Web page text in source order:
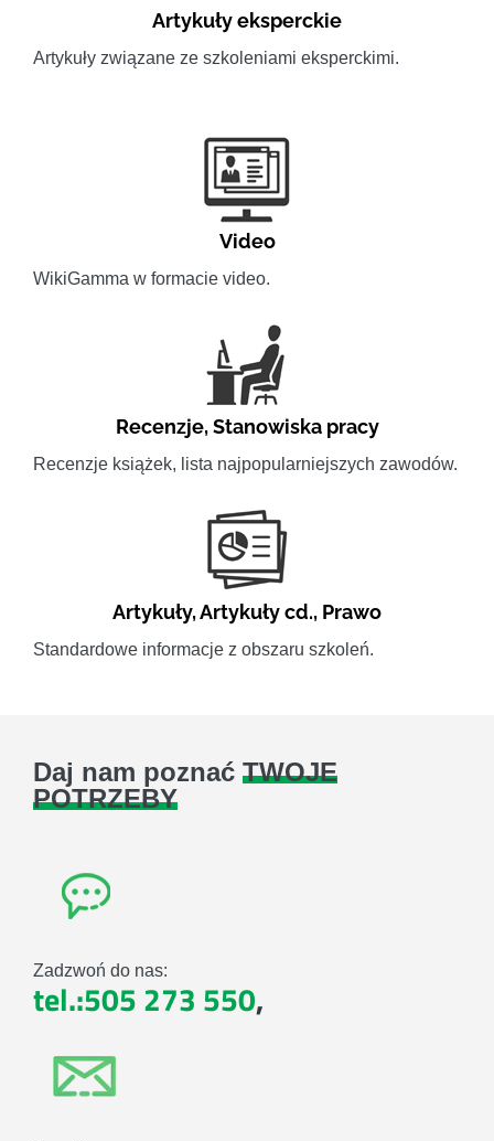
Artykuły eksperckie
Artykuły związane ze szkoleniami eksperckimi.
Video
WikiGamma w formacie video.
Recenzje,Stanowiska pracy
Recenzje książek, lista najpopularniejszych zawodów.
Artykuły,Artykuły cd., Prawo
Standardowe informacje z obszaru szkoleń.
Daj nam poznać TWOJE
POTRZEBY
Zadzwoń do nas:
tel.:505 273 550,